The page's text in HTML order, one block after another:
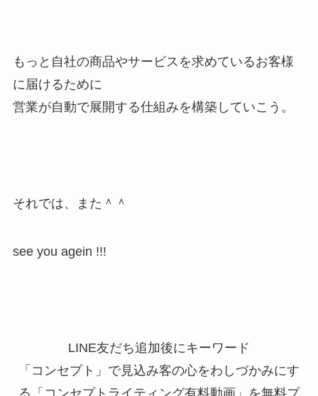
もっと自社の商品やサービスを求めているお客様
に届けるために
営業が自動で展開する仕組みを構築していこう。
それでは、また＾＾
see you agein !!!
LINE友だち追加後にキーワード
「コンセプト」で見込み客の心をわしづかみにす
る「コンセプトライティング有料動画」を無料プ